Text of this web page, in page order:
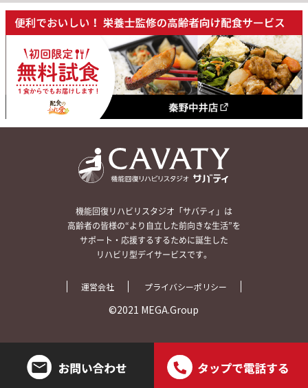
機能回復リハビリスタジオ「サバティ」は
高齢者の皆様の“より自立した前向きな生活”を
サポート・応援するするために誕生した
リハビリ型デイサービスです。
運営会社 プライバシーポリシー
©2021 MEGA.Group